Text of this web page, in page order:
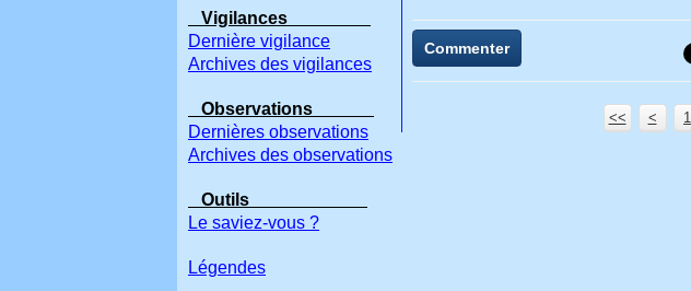
Commenter
<< < 1
Vigilances
Dernière vigilance
Archives des vigilances
Observations
Dernières observations
Archives des observations
Outils
Le saviez-vous ?
Légendes